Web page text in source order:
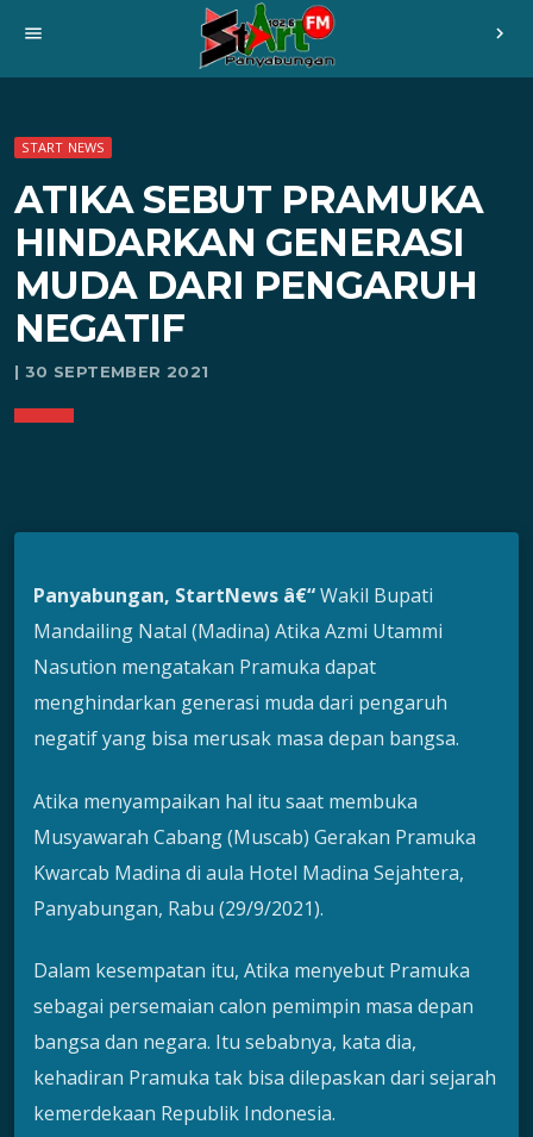
menu chevron_right
START NEWS
ATIKA SEBUT PRAMUKA
HINDARKAN GENERASI
MUDA DARI PENGARUH
NEGATIF
| 30 SEPTEMBER 2021
Panyabungan, StartNews â€“Wakil Bupati
Mandailing Natal (Madina) Atika Azmi Utammi
Nasution mengatakan Pramuka dapat
menghindarkan generasi muda dari pengaruh
negatif yang bisa merusak masa depan bangsa.
Atika menyampaikan hal itu saat membuka
Musyawarah Cabang (Muscab) Gerakan Pramuka
Kwarcab Madina di aula Hotel Madina Sejahtera,
Panyabungan, Rabu (29/9/2021).
Dalam kesempatan itu, Atika menyebut Pramuka
sebagai persemaian calon pemimpin masa depan
bangsa dan negara. Itu sebabnya, kata dia,
kehadiran Pramuka tak bisa dilepaskan dari sejarah
kemerdekaan Republik Indonesia.